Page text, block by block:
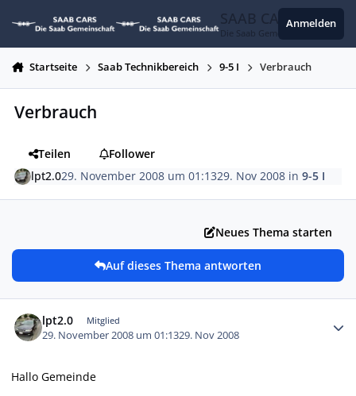
SAAB CARS
Die Saab Gemeinschaft
Anmelden
Startseite Saab Technikbereich 9-5 I Verbrauch
Verbrauch
Teilen
Follower
lpt2.029. November 2008 um 01:1329. Nov 2008 in9-5 I
Neues Thema starten
Auf dieses Thema antworten
lpt2.0 Mitglied
29. November 2008 um 01:1329. Nov 2008
Hallo Gemeinde